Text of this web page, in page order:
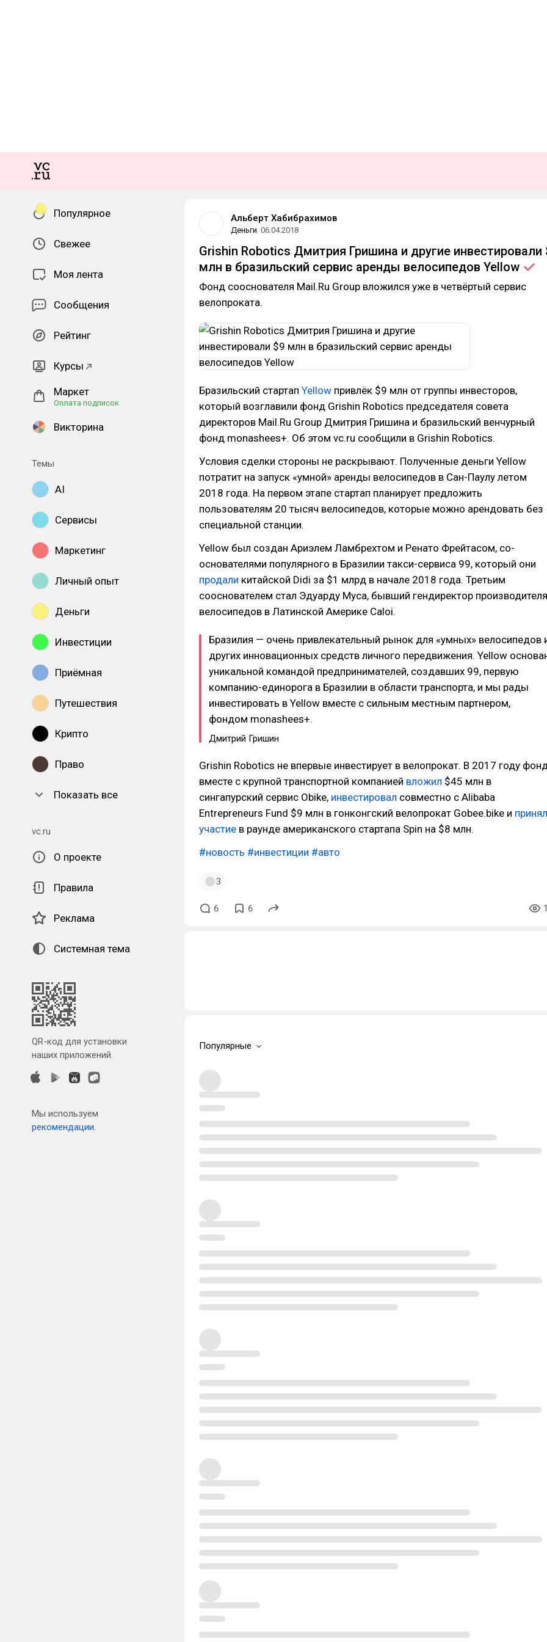
Популярное
Свежее
Моя лента
Сообщения
Рейтинг
Курсы
Маркет
Оплата подписок
Викторина
Темы
AI
Сервисы
Маркетинг
Личный опыт
Деньги
Инвестиции
Приёмная
Путешествия
Крипто
Право
Показать все
vc.ru
О проекте
Правила
Реклама
Системная тема
QR-код для установки
наших приложений.
Мы используем
рекомендации.
Альберт Хабибрахимов
Деньги 06.04.2018
Grishin Robotics Дмитрия Гришина и другие инвестировали
млн в бразильский сервис аренды велосипедов Yellow
Фонд сооснователя Mail.Ru Group вложился уже в четвёртый сервис
велопроката.
Бразильский стартап Yellow привлёк $9 млн от группы инвесторов,
который возглавили фонд Grishin Robotics председателя совета
директоров Mail.Ru Group Дмитрия Гришина и бразильский венчурный
фонд monashees+. Об этом vc.ru сообщили в Grishin Robotics.
Условия сделки стороны не раскрывают. Полученные деньги Yellow
потратит на запуск «умной» аренды велосипедов в Сан-Паулу летом
2018 года. На первом этапе стартап планирует предложить
пользователям 20 тысяч велосипедов, которые можно арендовать без
специальной станции.
Yellow был создан Ариэлем Ламбрехтом и Ренато Фрейтасом, со-
основателями популярного в Бразилии такси-сервиса 99, который они
продали китайской Didi за $1 млрд в начале 2018 года. Третьим
сооснователем стал Эдуарду Муса, бывший гендиректор производителя
велосипедов в Латинской Америке Caloi.
Бразилия — очень привлекательный рынок для «умных» велосипедов
других инновационных средств личного передвижения. Yellow
уникальной командой предпринимателей, создавших 99, первую
компанию-единорога в Бразилии в области транспорта, и мы рады
инвестировать в Yellow вместе с сильным местным партнером,
фондом monashees+.
Дмитрий Гришин
Grishin Robotics не впервые инвестирует в велопрокат. В 2017 году
вместе с крупной транспортной компанией вложил $45 млн в
сингапурский сервис Obike, инвестировал совместно с Alibaba
Entrepreneurs Fund $9 млн в гонконгский велопрокат Gobee.bike и принял
участие в раунде американского стартапа Spin на $8 млн.
#новость #инвестиции #авто
3
6 6
Популярные